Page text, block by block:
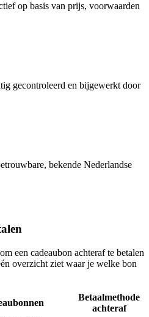
op basis van prijs, voorwaarden
gecontroleerd en bijgewerkt door
bekende Nederlandse
een cadeaubon achteraf te betalen
overzicht ziet waar je welke bon
Betaalmethode
achteraf